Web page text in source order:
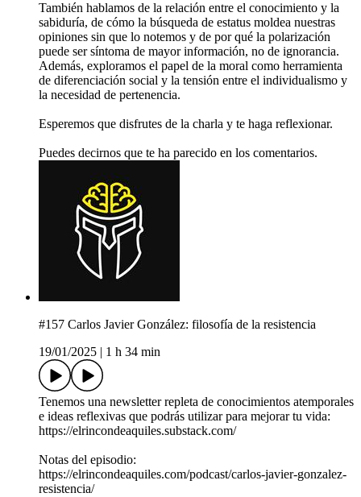
También hablamos de la relación entre el conocimiento y la
sabiduría, de cómo la búsqueda de estatus moldea nuestras
opiniones sin que lo notemos y de por qué la polarización
puede ser síntoma de mayor información, no de ignorancia.
Además, exploramos el papel de la moral como herramienta
de diferenciación social y la tensión entre el individualismo y
la necesidad de pertenencia.
Esperemos que disfrutes de la charla y te haga reflexionar.
Puedes decirnos que te ha parecido en los comentarios.
#157 Carlos Javier González: filosofía de la resistencia
19/01/2025
1 h 34 min
Tenemos una newsletter repleta de conocimientos atemporales
e ideas reflexivas que podrás utilizar para mejorar tu vida:
⁠⁠https://elrincondeaquiles.substack.com/⁠⁠
Notas del episodio:
https://elrincondeaquiles.com/podcast/carlos-javier-gonzalez-
resistencia/